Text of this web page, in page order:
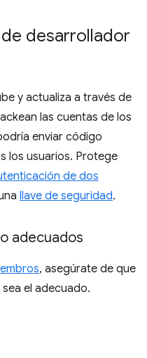
desarrollador
y actualiza a través de
las cuentas de los
enviar código
los usuarios. Protege
de dos
llave de seguridad.
adecuados
, asegúrate de que
el adecuado.